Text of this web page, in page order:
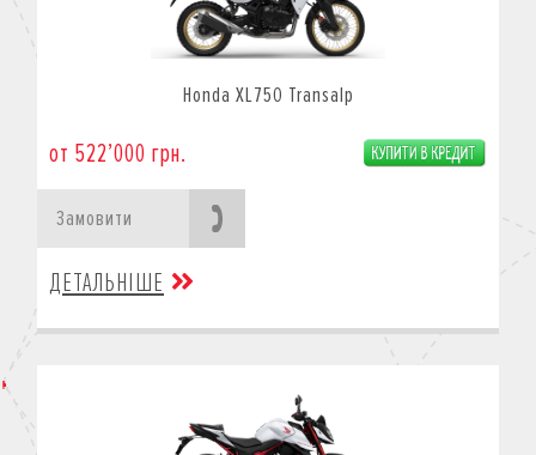
Honda XL750 Transalp
от 522’000 грн.
Замовити
ДЕТАЛЬНІШЕ